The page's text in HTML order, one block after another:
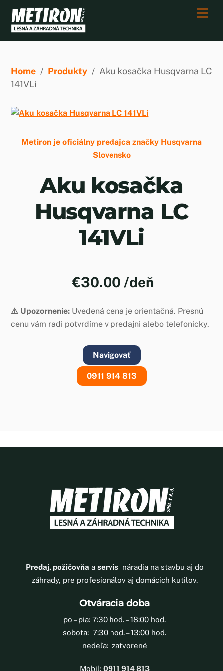
content
Home / Produkty / Aku kosačka Husqvarna LC
141VLi
Metiron je oficiálny predajca značky Husqvarna
Slovensko
Aku kosačka
Husqvarna LC
141VLi
€30.00 /deň
⚠️ Upozornenie: Uvedená cena je orientačná. Presnú
cenu vám radi potvrdíme v predajni alebo telefonicky.
Navigovať
0911 914 813
Predaj, požičovňa a servisnáradia na stavbu aj do
záhrady, pre profesionálov aj domácich kutilov.
Otváracia doba
po – pia: 7:30 hod. – 18:00 hod.
sobota: 7:30 hod. – 13:00 hod.
nedeľa: zatvorené
Mobil: 0911 914 813